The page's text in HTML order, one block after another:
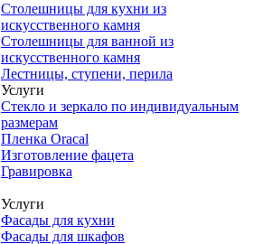
Столешницы для кухни из
искусственного камня
Столешницы для ванной из
искусственного камня
Лестницы, ступени, перила
Услуги
Стекло и зеркало по индивидуальным
размерам
Пленка Oracal
Изготовление фацета
Гравировка
Услуги
Фасады для кухни
Фасады для шкафов